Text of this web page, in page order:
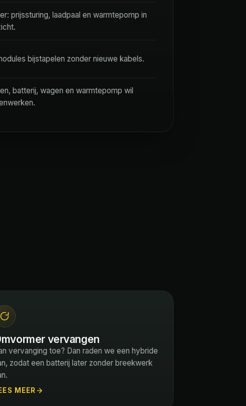
prijssturing, laadpaal en warmtepomp in
bijstapelen zonder nieuwe kabels.
batterij, wagen en warmtepomp wil
vervangen
vervanging toe? Dan raden we een hybride
zodat een batterij later zonder breekwerk
MEER